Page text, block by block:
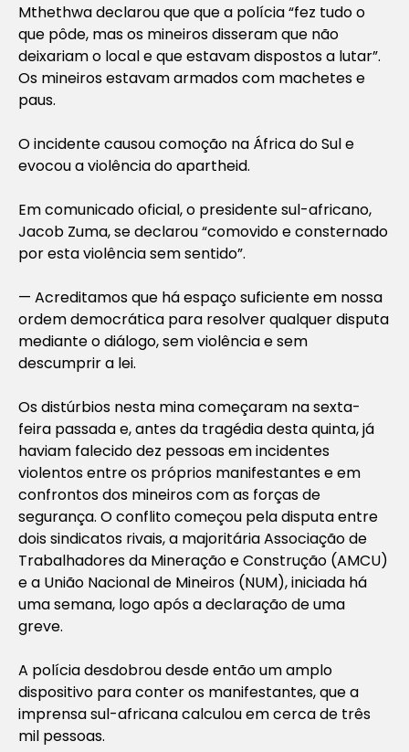
Mthethwa declarou que que a polícia “fez tudo o
que pôde, mas os mineiros disseram que não
deixariam o local e que estavam dispostos a lutar”.
Os mineiros estavam armados com machetes e
paus.
O incidente causou comoção na África do Sul e
evocou a violência do apartheid.
Em comunicado oficial, o presidente sul-africano,
Jacob Zuma, se declarou “comovido e consternado
por esta violência sem sentido”.
— Acreditamos que há espaço suficiente em nossa
ordem democrática para resolver qualquer disputa
mediante o diálogo, sem violência e sem
descumprir a lei.
Os distúrbios nesta mina começaram na sexta-
feira passada e, antes da tragédia desta quinta, já
haviam falecido dez pessoas em incidentes
violentos entre os próprios manifestantes e em
confrontos dos mineiros com as forças de
segurança. O conflito começou pela disputa entre
dois sindicatos rivais, a majoritária Associação de
Trabalhadores da Mineração e Construção (AMCU)
e a União Nacional de Mineiros (NUM), iniciada há
uma semana, logo após a declaração de uma
greve.
A polícia desdobrou desde então um amplo
dispositivo para conter os manifestantes, que a
imprensa sul-africana calculou em cerca de três
mil pessoas.